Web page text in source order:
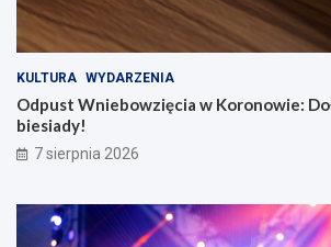
KULTURA WYDARZENIA
Odpust Wniebowzięcia w Koronowie:
biesiady!
7 sierpnia 2026